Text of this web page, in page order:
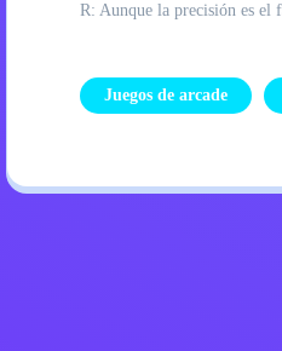
R: Aunque la precisión es el
Juegos de arcade